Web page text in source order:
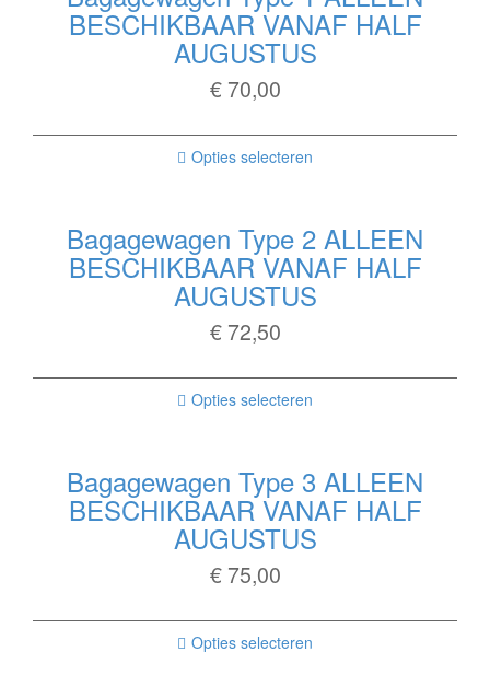
BESCHIKBAAR VANAF HALF
AUGUSTUS
€70,00
Opties selecteren
Bagagewagen Type 2 ALLEEN
BESCHIKBAAR VANAF HALF
AUGUSTUS
€72,50
Opties selecteren
Bagagewagen Type 3 ALLEEN
BESCHIKBAAR VANAF HALF
AUGUSTUS
€75,00
Opties selecteren